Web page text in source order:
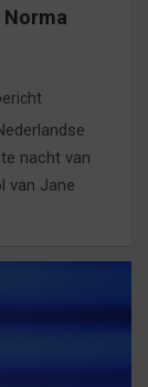
Norma
nacht van
van Jane